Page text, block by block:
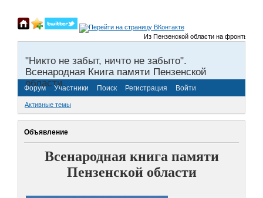
Из Пензенской области на фронты
"Никто не забыт, ничто не забыто".
Всенародная Книга памяти Пензенской
области.
Форум Участники Поиск Регистрация Войти
Активные темы
Объявление
Всенародная книга памяти
Пензенской области